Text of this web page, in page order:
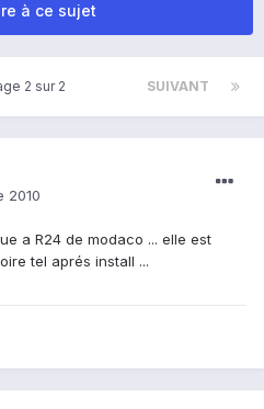
à ce sujet
SUIVANT
2 sur 2
2010
a R24 de modaco ... elle est
tel aprés install ...